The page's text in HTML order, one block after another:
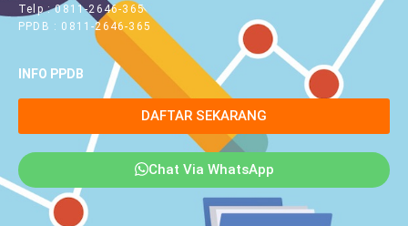
Telp : 0811-2646-365
PPDB : 0811-2646-365
INFO PPDB
DAFTAR SEKARANG
Chat Via WhatsApp